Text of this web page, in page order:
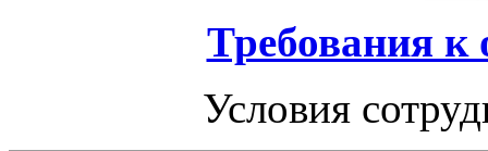
Требования к
Условия